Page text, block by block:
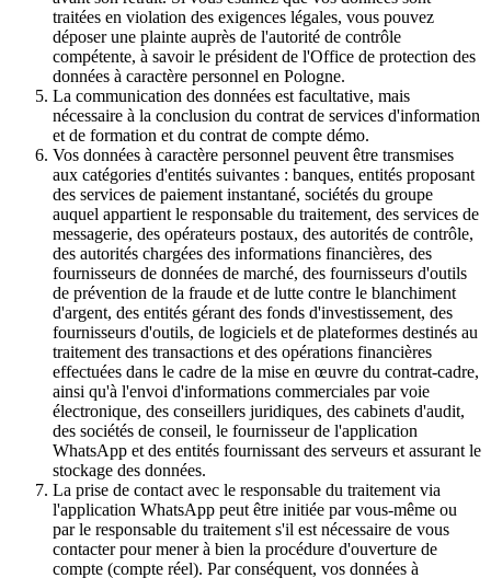
traitées en violation des exigences légales, vous pouvez
déposer une plainte auprès de l'autorité de contrôle
compétente, à savoir le président de l'Office de protection des
données à caractère personnel en Pologne.
La communication des données est facultative, mais
nécessaire à la conclusion du contrat de services d'information
et de formation et du contrat de compte démo.
Vos données à caractère personnel peuvent être transmises
aux catégories d'entités suivantes : banques, entités proposant
des services de paiement instantané, sociétés du groupe
auquel appartient le responsable du traitement, des services de
messagerie, des opérateurs postaux, des autorités de contrôle,
des autorités chargées des informations financières, des
fournisseurs de données de marché, des fournisseurs d'outils
de prévention de la fraude et de lutte contre le blanchiment
d'argent, des entités gérant des fonds d'investissement, des
fournisseurs d'outils, de logiciels et de plateformes destinés au
traitement des transactions et des opérations financières
effectuées dans le cadre de la mise en œuvre du contrat-cadre,
ainsi qu'à l'envoi d'informations commerciales par voie
électronique, des conseillers juridiques, des cabinets d'audit,
des sociétés de conseil, le fournisseur de l'application
WhatsApp et des entités fournissant des serveurs et assurant le
stockage des données.
La prise de contact avec le responsable du traitement via
l'application WhatsApp peut être initiée par vous-même ou
par le responsable du traitement s'il est nécessaire de vous
contacter pour mener à bien la procédure d'ouverture de
compte (compte réel). Par conséquent, vos données à